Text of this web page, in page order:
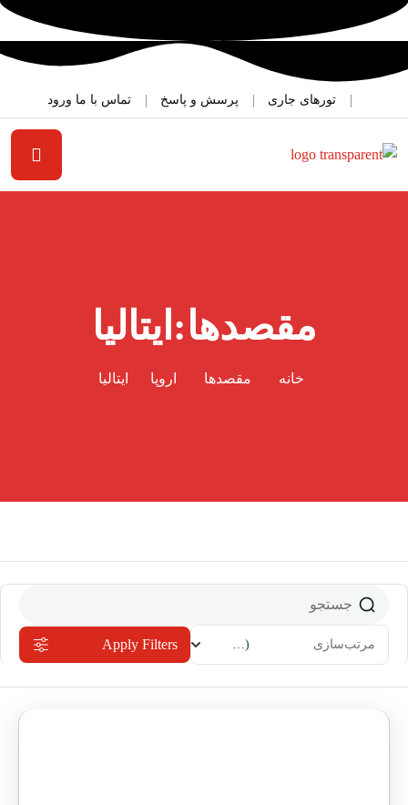
تورهای جاری پرسش و پاسخ تماس با ما ورود
مقصدها:ایتالیا
خانه مقصد‌ها اروپا ایتالیا
مرتب‌سازی (جدیدترین) Apply Filters